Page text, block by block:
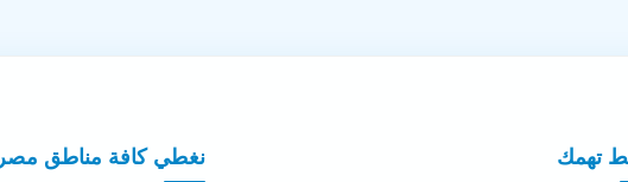
تهمك نغطي كافة مناطق مصر